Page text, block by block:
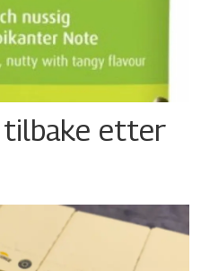
tilbake etter